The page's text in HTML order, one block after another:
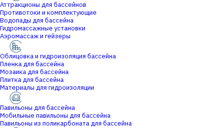
Аттракционы для бассейнов
Противотоки и комплектующие
Водопады для бассейна
Гидромассажные установки
Аэромассаж и гейзеры
Облицовка и гидроизоляция бассейна
Пленка для бассейна
Мозаика для бассейна
Плитка для бассейна
Материалы для гидроизоляции
Павильоны для бассейна
Мобильные павильоны для бассейна
Павильоны из поликарбоната для бассейна